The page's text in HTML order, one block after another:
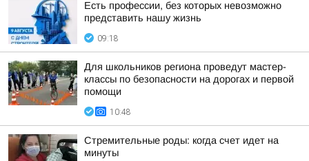
Есть профессии, без которых невозможно
представить нашу жизнь
09:18
Для школьников региона проведут мастер-
классы по безопасности на дорогах и первой
помощи
10:48
Стремительные роды: когда счет идет на
минуты